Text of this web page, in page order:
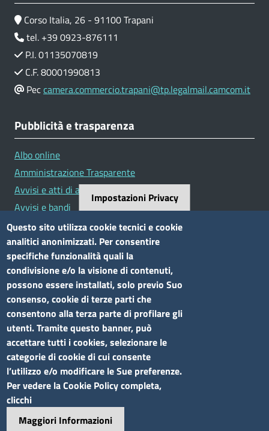
Corso Italia, 26 - 91100 Trapani
tel. +39 0923-876111
P.I. 01135070819
C.F. 80001990813
Peccamera.commercio.trapani@tp.legalmail.camcom.it
Pubblicità e trasparenza
Albo online
Amministrazione Trasparente
Avvisi e atti di altre Amministrazioni
Avvisi e bandi
Bandi di concorso
Siti tematici
Elenco siti tematici
Seguici su
Sito web
Accesso riservato
Mappa del sito
Impostazioni Privacy
Questo sito utilizza cookie tecnici e cookie
analitici anonimizzati. Per consentire
specifiche funzionalità quali la
condivisione e/o la visione di contenuti,
possono essere installati, solo previo Suo
consenso, cookie di terze parti che
consentono alla terza parte di profilare gli
utenti. Tramite questo banner, può
accettare tutti i cookies, selezionare le
categorie di cookie di cui consente
l’utilizzo e/o modificare le Sue preferenze.
Per vedere la Cookie Policy completa,
clicchi
Maggiori Informazioni